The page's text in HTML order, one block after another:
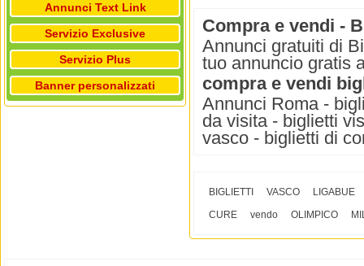
Annunci Text Link
Servizio Exclusive
Servizio Plus
Banner personalizzati
Compra e vendi -
Annunci gratuiti di
tuo annuncio gratis
compra e vendi
Annunci Roma -
da visita - biglietti
vasco - biglietti di
BIGLIETTI VASCO
LIGABUE
CURE
vendo OLIMPICO